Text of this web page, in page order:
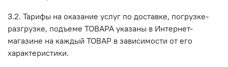
3.2. Тарифы на оказание услуг по доставке, погрузке-
разгрузке, подъеме ТОВАРА указаны в Интернет-
магазине на каждый ТОВАР в зависимости от его
характеристики.